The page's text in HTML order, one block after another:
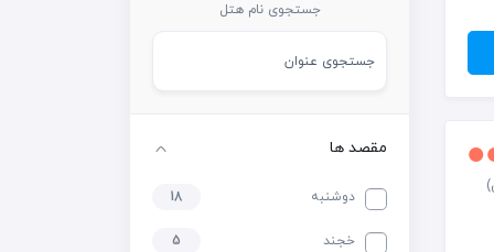
جستجوی نام هتل
مقصد ها
دوشنبه 18
خجند 5